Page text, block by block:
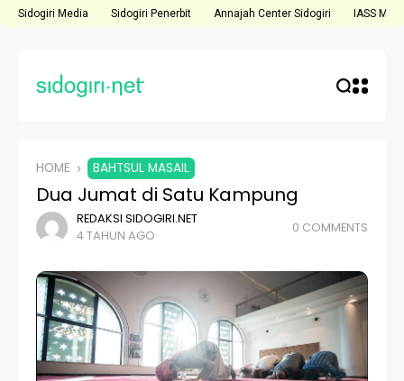
Sidogiri Media Sidogiri Penerbit Annajah Center Sidogiri IASS
HOME BAHTSUL MASAIL
Dua Jumat di Satu Kampung
REDAKSI SIDOGIRI.NET
4 TAHUN AGO
0 COMMENTS